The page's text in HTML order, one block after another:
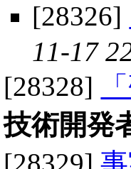
[28326]
11-17
[28328]
技術開発